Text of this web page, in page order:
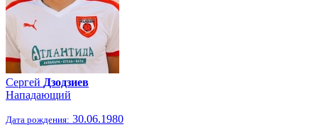
Сергей Дзодзиев
Нападающий
Дата рождения: 30.06.1980